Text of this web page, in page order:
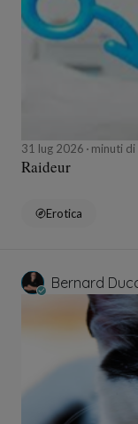
31 lug 2026 minuti
Raideur
Erotica
Bernard